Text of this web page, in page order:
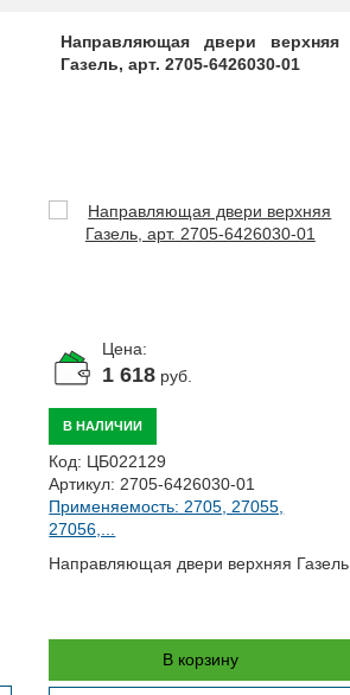
Направляющая двери верхняя
Газель, арт. 2705-6426030-01
Цена:
1 618 руб.
В НАЛИЧИИ
Код: ЦБ022129
Артикул: 2705-6426030-01
Применяемость: 2705, 27055,
27056,...
Направляющая двери верхняя Газель
В корзину